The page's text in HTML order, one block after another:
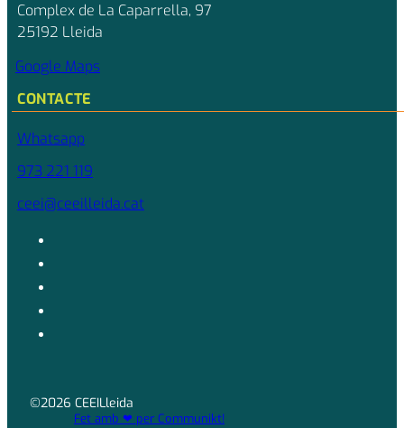
Complex de La Caparrella, 97
25192 Lleida
Google Maps
CONTACTE
Whatsapp
973 221 119
ceei@ceeilleida.cat
©2026 CEEILleida
Fet amb ❤ per Communikt!